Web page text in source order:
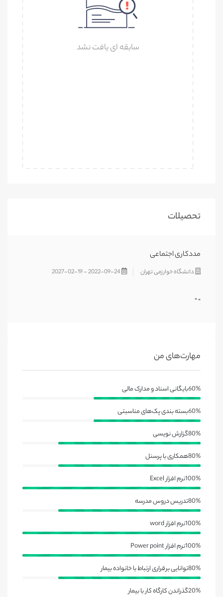
سابقه ای یافت نشد
تحصیلات
مددکاری اجتماعی
دانشگاه خوارزمی تهران
“ ”
مهارت‌های من
بایگانی اسناد و مدارک مالی60%
بسته بندی پک‌های مناسبتی60%
گزارش نویسی80%
همکاری با پرسنل80%
نرم افزار Excel100%
تدریس دروس مدرسه80%
نرم افزار word100%
نرم افزار Power point100%
توانایی برقراری ارتباط با خانواده بیمار80%
گذراندن کارگاه کار با بیمار20%